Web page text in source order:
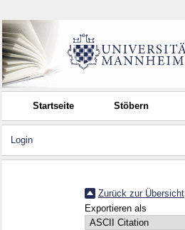
Startseite Stöbern
Login
Zurück zur Übersicht
Exportieren als